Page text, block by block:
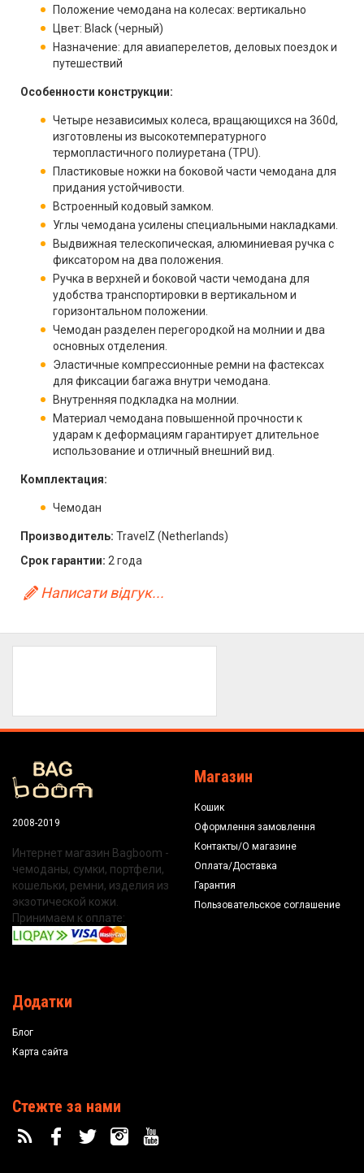
Положение чемодана на колесах: вертикально
Цвет: Black (черный)
Назначение: для авиаперелетов, деловых поездок и
путешествий
Особенности конструкции:
Четыре независимых колеса, вращающихся на 360d,
изготовлены из высокотемпературного
термопластичного полиуретана (TPU).
Пластиковые ножки на боковой части чемодана для
придания устойчивости.
Встроенный кодовый замком.
Углы чемодана усилены специальными накладками.
Выдвижная телескопическая, алюминиевая ручка с
фиксатором на два положения.
Ручка в верхней и боковой части чемодана для
удобства транспортировки в вертикальном и
горизонтальном положении.
Чемодан разделен перегородкой на молнии и два
основных отделения.
Эластичные компрессионные ремни на фастексах
для фиксации багажа внутри чемодана.
Внутренняя подкладка на молнии.
Материал чемодана повышенной прочности к
ударам к деформациям гарантирует длительное
использование и отличный внешний вид.
Комплектация:
Чемодан
Производитель: TravelZ (Netherlands)
Срок гарантии: 2 года
Написати відгук...
2008-2019
Интернет магазин Bagboom -
чемоданы, сумки, портфели,
кошельки, ремни, изделия из
экзотической кожи.
Принимаем к оплате:
Магазин
Кошик
Оформлення замовлення
Контакты/О магазине
Оплата/Доставка
Гарантия
Пользовательское соглашение
Додатки
Блог
Карта сайта
Стежте за нами